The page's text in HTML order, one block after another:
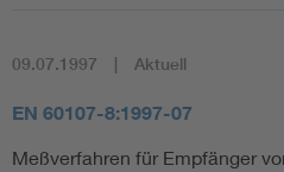
Elektrofachkraft (EFK)
09.07.1997 Aktuell
EN 60107-8:1997-07
Meßverfahren für Empfänger